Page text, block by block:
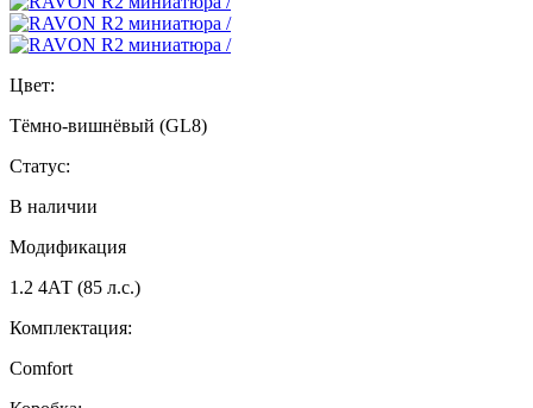
Цвет:
Тёмно-вишнёвый (GL8)
Статус:
В наличии
Модификация
1.2 4АТ (85 л.с.)
Комплектация:
Comfort